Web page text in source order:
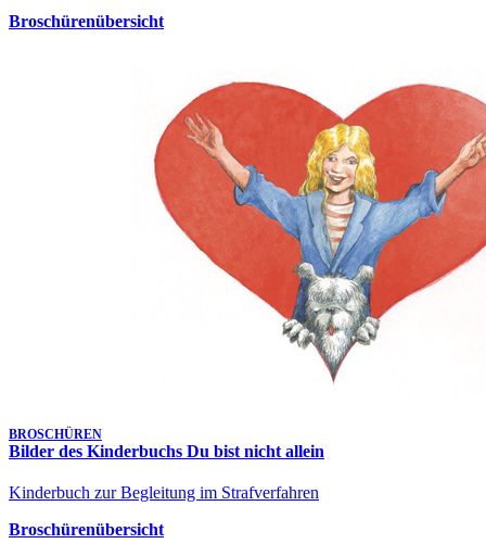
Broschürenübersicht
BROSCHÜREN
Bilder des Kinderbuchs Du bist nicht allein
Kinderbuch zur Begleitung im Strafverfahren
Broschürenübersicht